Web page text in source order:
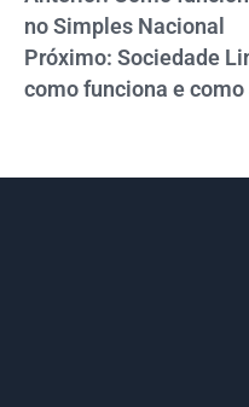
no Simples Nacional
Próximo: Sociedade
como funciona e